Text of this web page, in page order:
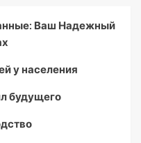
Ваш Надежный
у населения
будущего